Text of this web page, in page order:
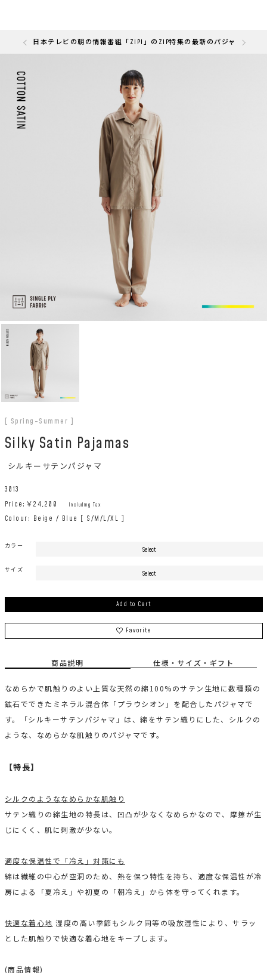
快眠部門」を受賞しました
日本テレビの朝の情報番組「ZIP!」のZIP特集の最新のパジャマとし
[ Spring-Summer ]
Silky Satin Pajamas
シルキーサテンパジャマ
3013
Price:￥24,200 Including Tax
Colour: Beige / Blue [ S/M/L/XL ]
カラー
サイズ
Add to Cart
Favorite
商品説明 仕様・サイズ・ギフト
なめらかで肌触りのよい上質な天然の綿100%のサテン生地に数種類の
鉱石でできたミネラル混合体「プラウシオン」を配合したパジャマで
す。「シルキーサテンパジャマ」は、綿をサテン織りにした、シルクの
ような、なめらかな肌触りのパジャマです。
【特長】
シルクのようななめらかな肌触り
サテン織りの綿生地の特長は、凹凸が少なくなめらかなので、摩擦が生
じにくく、肌に刺激が少ない。
適度な保温性で「冷え」対策にも
綿は繊維の中心が空洞のため、熱を保つ特性を持ち、適度な保温性が冷
房による「夏冷え」や初夏の「朝冷え」から体を守ってくれます。
快適な着心地 湿度の高い季節もシルク同等の吸放湿性により、サラッ
とした肌触りで快適な着心地をキープします。
(商品情報)